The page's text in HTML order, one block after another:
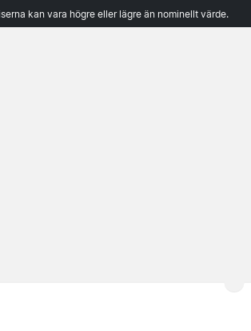
kan vara högre eller lägre än nominellt värde.